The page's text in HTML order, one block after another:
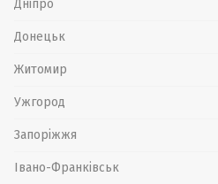
Дніпро
Донецьк
Житомир
Ужгород
Запоріжжя
Івано-Франківськ